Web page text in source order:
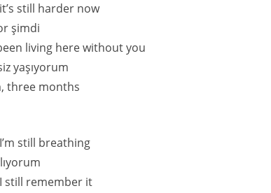
still harder now
şimdi
living here without you
yaşıyorum
three months
still breathing
still remember it